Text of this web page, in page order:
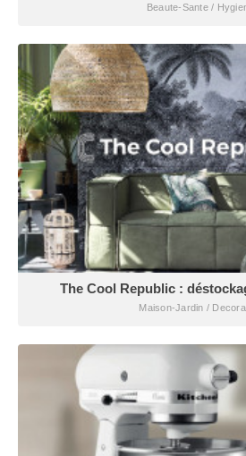
Beaute-Sante /
The Cool Republic :
Maison-Jardin /